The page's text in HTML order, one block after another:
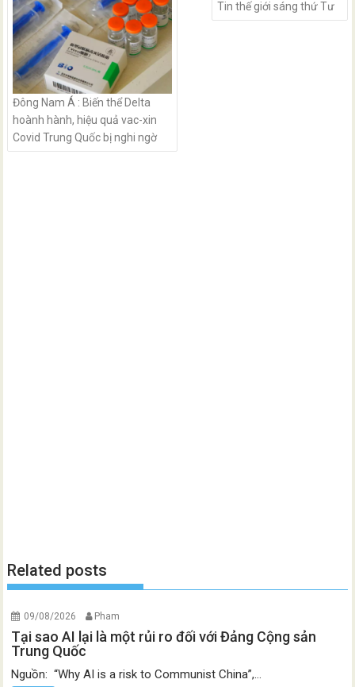
Đông Nam Á : Biến thể Delta
hoành hành, hiệu quả vac-xin
Covid Trung Quốc bị nghi ngờ
Tin thế giới sáng thứ Tư
Related posts
09/08/2026 Pham
Tại sao AI lại là một rủi ro đối với Đảng Cộng sản
Trung Quốc
Nguồn: “Why AI is a risk to Communist China”,...